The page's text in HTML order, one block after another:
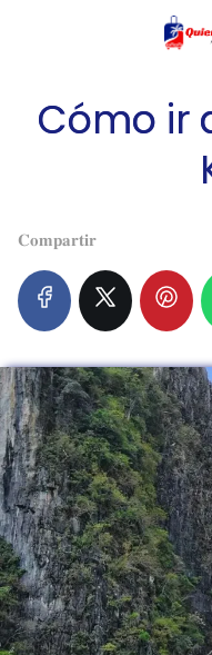
Cómo ir
𝐂𝐨𝐦𝐩𝐚𝐫𝐭𝐢𝐫